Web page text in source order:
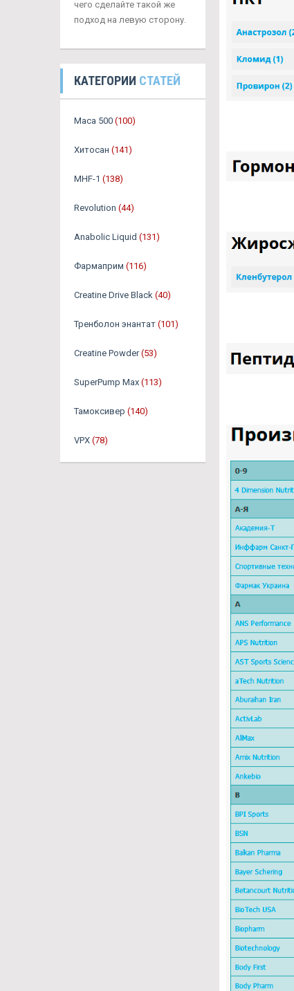
чего сделайте такой же
подход на левую сторону.
КАТЕГОРИИ СТАТЕЙ
Maca 500 (100)
Хитосан (141)
MHF-1 (138)
Revolution (44)
Anabolic Liquid (131)
Фармаприм (116)
Creatine Drive Black (40)
Тренболон энантат (101)
Creatine Powder (53)
SuperPump Max (113)
Тамоксивер (140)
VPX (78)